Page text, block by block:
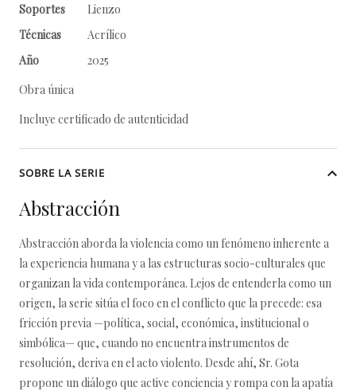
Soportes
Lienzo
Técnicas
Acrílico
Año
2025
Obra única
Incluye certificado de autenticidad
SOBRE LA SERIE
Abstracción
Abstracción aborda la violencia como un fenómeno inherente a
la experiencia humana y a las estructuras socio-culturales que
organizan la vida contemporánea. Lejos de entenderla como un
origen, la serie sitúa el foco en el conflicto que la precede: esa
fricción previa —política, social, económica, institucional o
simbólica— que, cuando no encuentra instrumentos de
resolución, deriva en el acto violento. Desde ahí, Sr. Gota
propone un diálogo que active conciencia y rompa con la apatía